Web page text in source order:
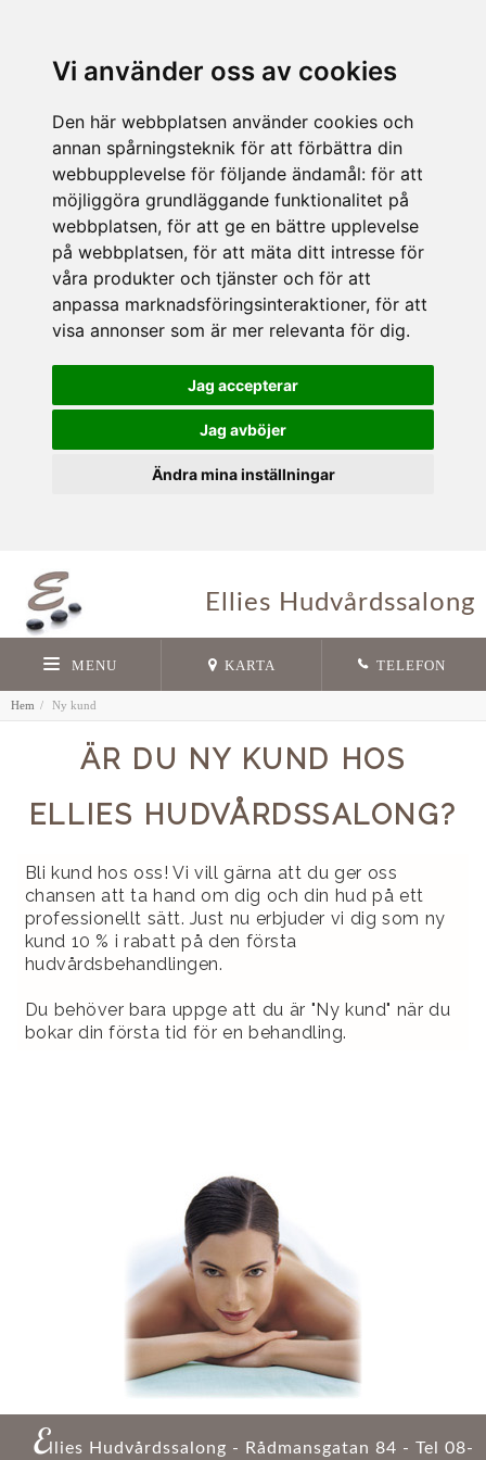
Vi använder oss av cookies
Den här webbplatsen använder cookies och
annan spårningsteknik för att förbättra din
webbupplevelse för följande ändamål: för att
möjliggöra grundläggande funktionalitet på
webbplatsen, för att ge en bättre upplevelse
på webbplatsen, för att mäta ditt intresse för
våra produkter och tjänster och för att
anpassa marknadsföringsinteraktioner, för att
visa annonser som är mer relevanta för dig.
Jag accepterar
Jag avböjer
Ändra mina inställningar
Ellies Hudvårdssalong
MENU KARTA TELEFON
Hem Ny kund
ÄR DU NY KUND HOS
ELLIES HUDVÅRDSSALONG?
Bli kund hos oss! Vi vill gärna att du ger oss
chansen att ta hand om dig och din hud på ett
professionellt sätt. Just nu erbjuder vi dig som ny
kund 10 % i rabatt på den första
hudvårdsbehandlingen.
Du behöver bara uppge att du är "Ny kund" när du
bokar din första tid för en behandling.
Ellies Hudvårdssalong - Rådmansgatan 84 - Tel 08-